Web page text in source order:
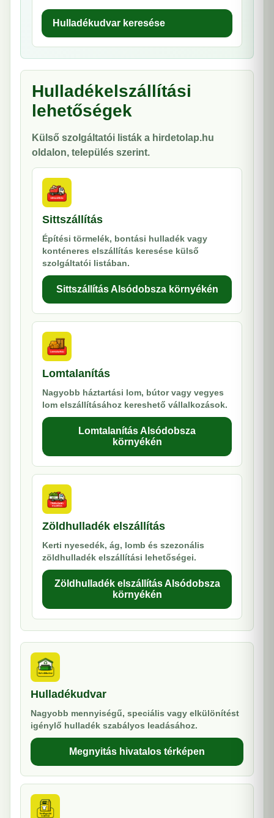
Hulladékudvar keresése
Hulladékelszállítási
lehetőségek
Külső szolgáltatói listák a hirdetolap.hu
oldalon, település szerint.
Sittszállítás
Építési törmelék, bontási hulladék vagy
konténeres elszállítás keresése külső
szolgáltatói listában.
Sittszállítás Alsódobsza környékén
Lomtalanítás
Nagyobb háztartási lom, bútor vagy vegyes
lom elszállításához kereshető vállalkozások.
Lomtalanítás Alsódobsza
környékén
Zöldhulladék elszállítás
Kerti nyesedék, ág, lomb és szezonális
zöldhulladék elszállítási lehetőségei.
Zöldhulladék elszállítás Alsódobsza
környékén
Hulladékudvar
Nagyobb mennyiségű, speciális vagy elkülönítést
igénylő hulladék szabályos leadásához.
Megnyitás hivatalos térképen